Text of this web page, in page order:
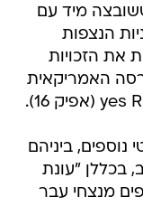
מיד עם
הנצפות
את הזכויות
האמריקאית
נוספים, ביניהם
בכללן "עונת
מנצחי עבר